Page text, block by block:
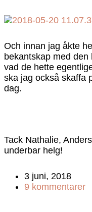
Och innan jag åkte
bekantskap med
vad de hette
ska jag också skaffa
dag.
Tack Nathalie,
underbar helg!
3 juni, 2018
9 kommentarer